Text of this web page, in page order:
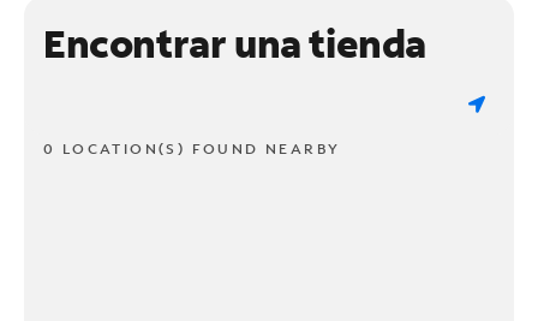
Encontrar una tienda
0 LOCATION(S) FOUND NEARBY